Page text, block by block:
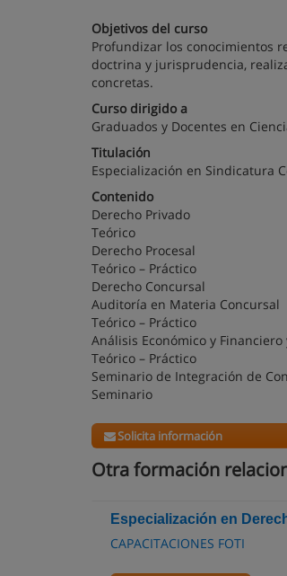
Objetivos del curso
Profundizar los conocimientos
doctrina y jurisprudencia,
concretas.
Curso dirigido a
Graduados y Docentes en
Titulación
Especialización en Sindicatura
Contenido
Derecho Privado
Teórico
Derecho Procesal
Teórico – Práctico
Derecho Concursal
Auditoría en Materia Concursal
Teórico – Práctico
Análisis Económico y
Teórico – Práctico
Seminario de Integración de
Seminario
Solicita información
Otra formación
Especialización en
CAPACITACIONES FOTI